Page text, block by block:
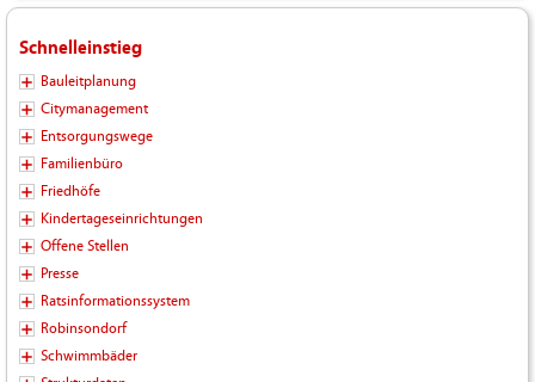
Schnelleinstieg
Bauleitplanung
Citymanagement
Entsorgungswege
Familienbüro
Friedhöfe
Kindertageseinrichtungen
Offene Stellen
Presse
Ratsinformationssystem
Robinsondorf
Schwimmbäder